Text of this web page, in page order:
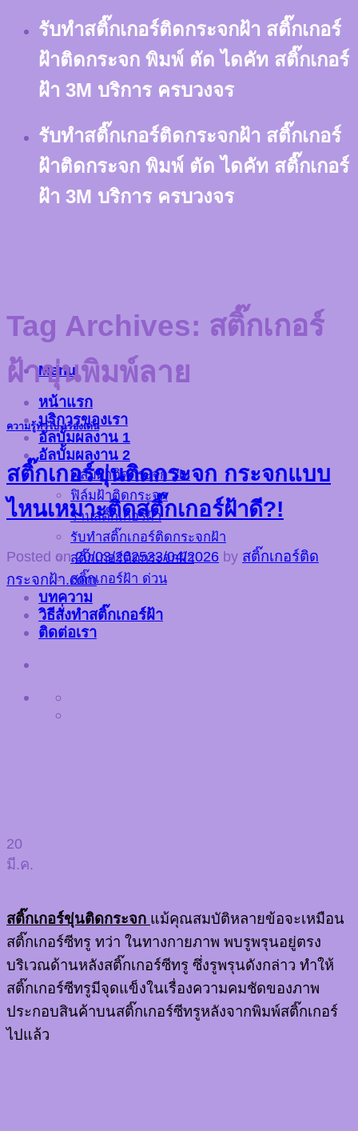
content
รับทำสติ๊กเกอร์ติดกระจกฝ้า สติ๊กเกอร์
ฝ้าติดกระจก พิมพ์ ตัด ไดคัท สติ๊กเกอร์
ฝ้า 3M บริการ ครบวงจร
รับทำสติ๊กเกอร์ติดกระจกฝ้า สติ๊กเกอร์
ฝ้าติดกระจก พิมพ์ ตัด ไดคัท สติ๊กเกอร์
ฝ้า 3M บริการ ครบวงจร
Menu
หน้าแรก
บริการของเรา
อัลบั้มผลงาน 1
อัลบั้มผลงาน 2
ฟิล์มฝ้าติดกระจก 3M
ฟิล์มฝ้าติดกระจก
ร้านสติ๊กเกอร์ฝ้า
รับทำสติ๊กเกอร์ติดกระจกฝ้า
สติ๊กเกอร์ติดกระจกฝ้า
สติ๊กเกอร์ฝ้า ด่วน
บทความ
วิธีสั่งทำสติ๊กเกอร์ฝ้า
ติดต่อเรา
Tag Archives: สติ๊กเกอร์
ฝ้าขุ่นพิมพ์ลาย
ความรู้ทั่วไป,เรื่องเด่น
สติ๊กเกอร์ขุ่นติดกระจก กระจกแบบ
ไหนเหมาะติดสติ๊กเกอร์ฝ้าดี?!
Posted on20/03/202523/04/2026 by สติ๊กเกอร์ติด
กระจกฝ้า.com
20
มี.ค.
สติ๊กเกอร์ขุ่นติดกระจก แม้คุณสมบัติหลายข้อจะเหมือน
สติ๊กเกอร์ซีทรู ทว่า ในทางกายภาพ พบรูพรุนอยู่ตรง
บริเวณด้านหลังสติ๊กเกอร์ซีทรู ซึ่งรูพรุนดังกล่าว ทำให้
สติ๊กเกอร์ซีทรูมีจุดแข็งในเรื่องความคมชัดของภาพ
ประกอบสินค้าบนสติ๊กเกอร์ซีทรูหลังจากพิมพ์สติ๊กเกอร์
ไปแล้ว